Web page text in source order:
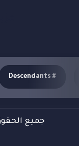
#
Descendants
جميع